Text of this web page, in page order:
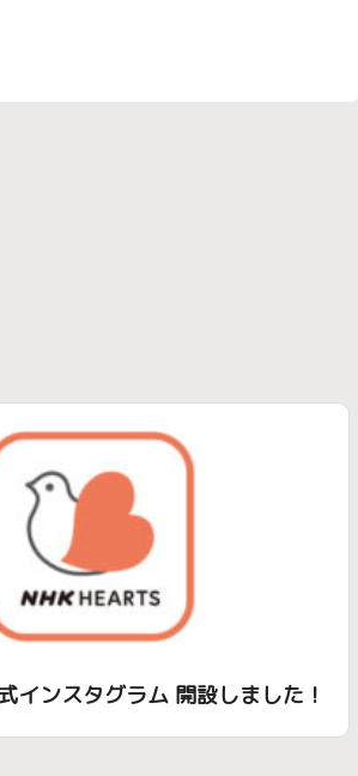
インスタグラム 開設しました！